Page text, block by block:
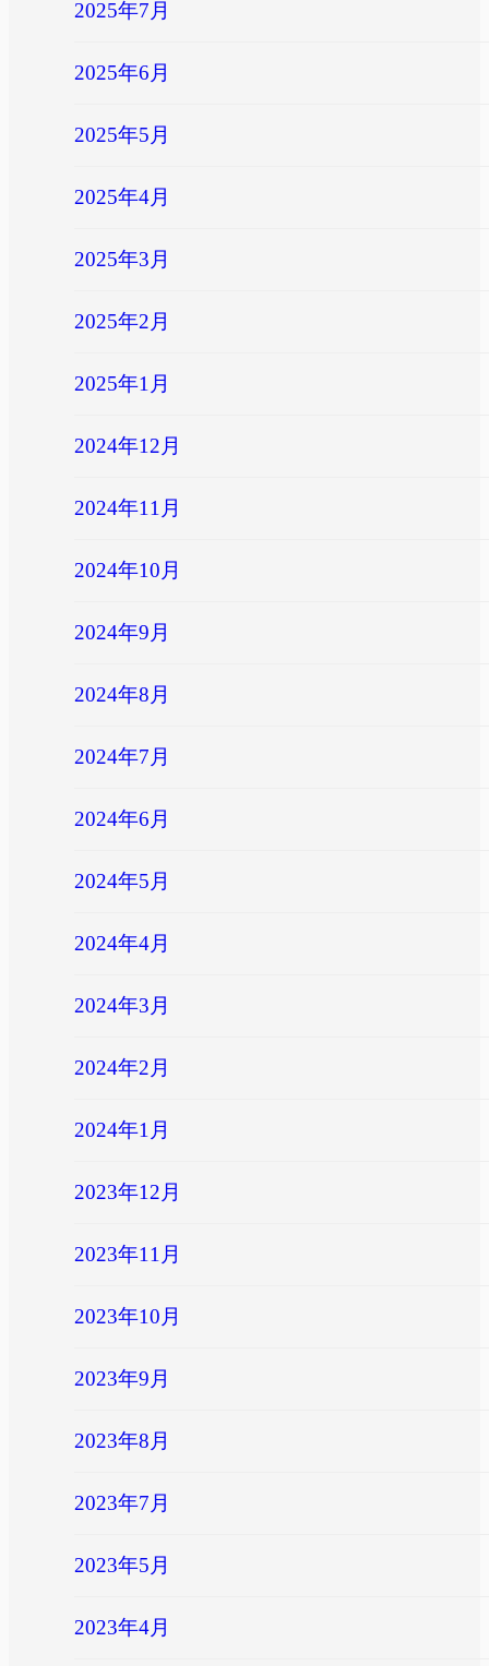
2025年7月
2025年6月
2025年5月
2025年4月
2025年3月
2025年2月
2025年1月
2024年12月
2024年11月
2024年10月
2024年9月
2024年8月
2024年7月
2024年6月
2024年5月
2024年4月
2024年3月
2024年2月
2024年1月
2023年12月
2023年11月
2023年10月
2023年9月
2023年8月
2023年7月
2023年5月
2023年4月